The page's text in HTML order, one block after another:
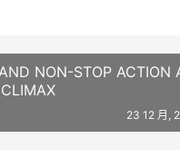
NON-STOP ACTION
23 12 月,